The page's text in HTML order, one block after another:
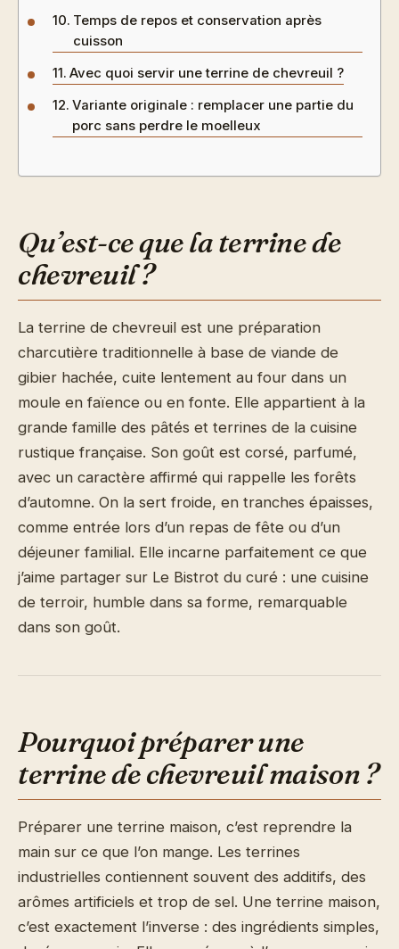
Temps de repos et conservation après
cuisson
Avec quoi servir une terrine de chevreuil ?
Variante originale : remplacer une partie du
porc sans perdre le moelleux
Qu’est-ce que la terrine de
chevreuil ?
La terrine de chevreuil est une préparation
charcutière traditionnelle à base de viande de
gibier hachée, cuite lentement au four dans un
moule en faïence ou en fonte. Elle appartient à la
grande famille des pâtés et terrines de la cuisine
rustique française. Son goût est corsé, parfumé,
avec un caractère affirmé qui rappelle les forêts
d’automne. On la sert froide, en tranches épaisses,
comme entrée lors d’un repas de fête ou d’un
déjeuner familial. Elle incarne parfaitement ce que
j’aime partager sur Le Bistrot du curé : une cuisine
de terroir, humble dans sa forme, remarquable
dans son goût.
Pourquoi préparer une
terrine de chevreuil maison ?
Préparer une terrine maison, c’est reprendre la
main sur ce que l’on mange. Les terrines
industrielles contiennent souvent des additifs, des
arômes artificiels et trop de sel. Une terrine maison,
c’est exactement l’inverse : des ingrédients simples,